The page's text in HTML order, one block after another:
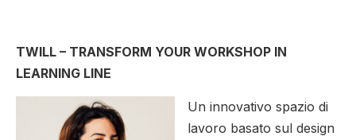
TWILL – TRANSFORM YOUR WORKSHOP IN
LEARNING LINE
Un innovativo spazio di
lavoro basato sul design